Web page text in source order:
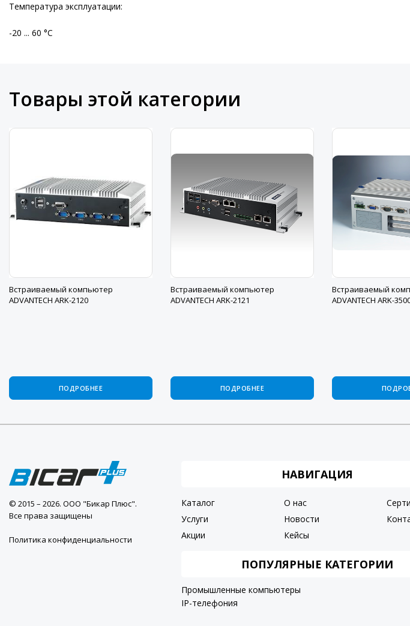
Температура эксплуатации:
-20 ... 60 °С
Товары этой категории
Встраиваемый компьютер
ADVANTECH ARK-2120
ПОДРОБНЕЕ
Встраиваемый компьютер
ADVANTECH ARK-2121
ПОДРОБНЕЕ
Встраиваемый
ADVANTECH ARK-
© 2015 – 2026. ООО "Бикар Плюс".
Все права защищены
Политика конфиденциальности
НАВИГАЦИЯ
Каталог
Услуги
Акции
О нас
Новости
Кейсы
ПОПУЛЯРНЫЕ КАТЕГОРИИ
Промышленные компьютеры
IP-телефония